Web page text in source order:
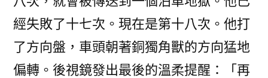
經失敗了十七次。現在是第十八次。他打
了方向盤，車頭朝著銅獨角獸的方向猛地
偏轉。後視鏡發出最後的溫柔提醒：「再